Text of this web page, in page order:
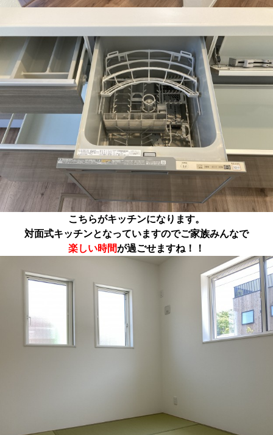
こちらがキッチンになります。
対面式キッチンとなっていますのでご家族みんなで
楽しい時間が過ごせますね！！